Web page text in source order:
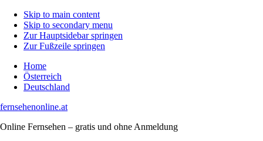
Skip to main content
Skip to secondary menu
Zur Hauptsidebar springen
Zur Fußzeile springen
Home
Österreich
Deutschland
fernsehenonline.at
Online Fernsehen – gratis und ohne Anmeldung